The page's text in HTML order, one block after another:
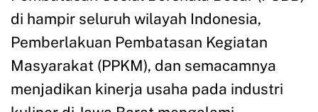
di hampir seluruh wilayah Indonesia,
Pemberlakuan Pembatasan Kegiatan
Masyarakat (PPKM), dan semacamnya
menjadikan kinerja usaha pada industri